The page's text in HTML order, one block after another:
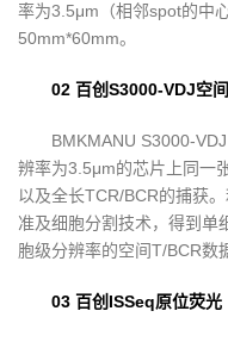
率为3.5μm（相邻spot的中
50mm*60mm。
02 百创S3000-VDJ空
BMKMANU S3000-
辨率为3.5μm的芯片上同一
以及全长TCR/BCR的捕获
准及细胞分割技术，得到单
胞级分辨率的空间T/BCR数
03 百创ISSeq原位荧光